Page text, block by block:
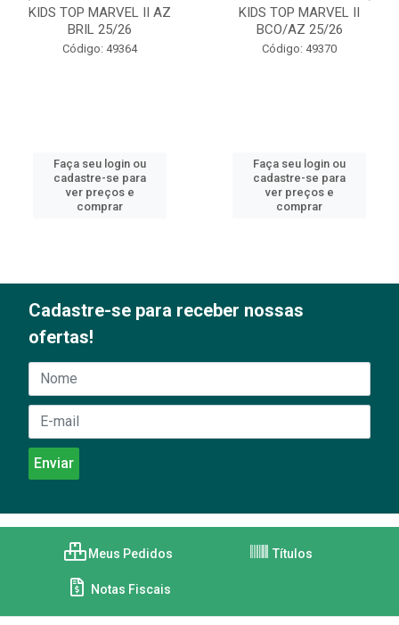
KIDS TOP MARVEL II AZ
BRIL 25/26
Código: 49364
Faça seu login ou
cadastre-se para
ver preços e
comprar
KIDS TOP MARVEL II
BCO/AZ 25/26
Código: 49370
Faça seu login ou
cadastre-se para
ver preços e
comprar
Cadastre-se para receber nossas
ofertas!
Meus Pedidos Títulos
Notas Fiscais